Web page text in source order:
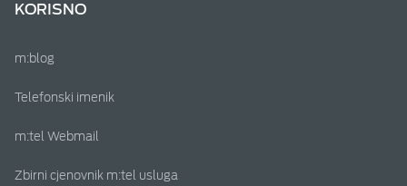
KORISNO
m:blog
Telefonski imenik
m:tel Webmail
Zbirni cjenovnik m:tel usluga